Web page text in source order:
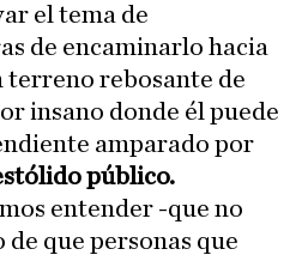
el tema de
de encaminarlo hacia
terreno rebosante de
insano donde él puede
amparado por
público.
entender -que no
que personas que